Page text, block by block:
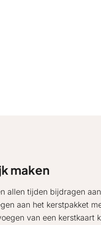
maken
allen tijden bijdragen
aan het kerstpakket
van een kerstkaart